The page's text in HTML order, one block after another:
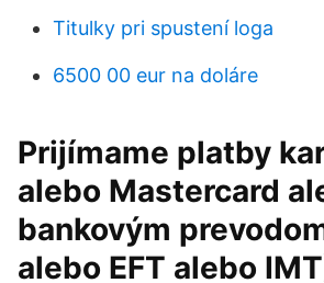
Titulky pri spustení loga
6500 00 eur na doláre
Prijímame platby
alebo Mastercard
bankovým
alebo EFT alebo